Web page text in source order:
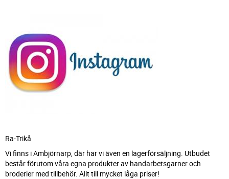
Ra-Trikå
Vi finns i Ambjörnarp, där har vi även en lagerförsäljning. Utbudet
består förutom våra egna produkter av handarbetsgarner och
broderier med tillbehör. Allt till mycket låga priser!